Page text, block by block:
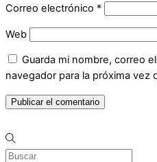
Correo electrónico *
Web
Guarda mi nombre, correo
navegador para la próxima vez